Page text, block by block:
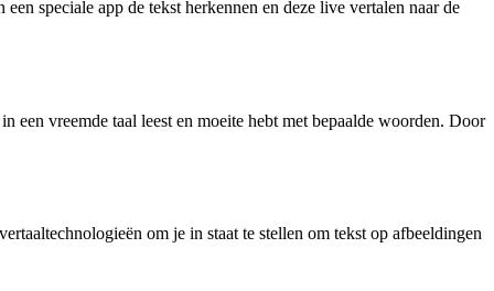
speciale app de tekst herkennen en deze live vertalen naar de
een vreemde taal leest en moeite hebt met bepaalde woorden. Door
om je in staat te stellen om tekst op afbeeldingen